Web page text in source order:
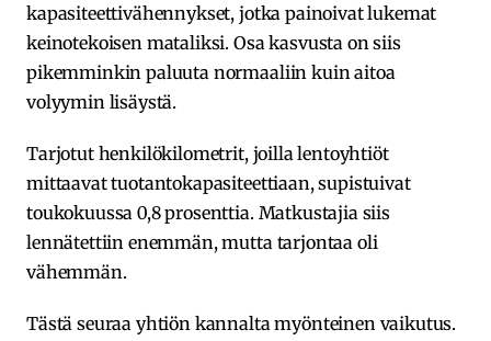
kapasiteettivähennykset, jotka painoivat lukemat
keinotekoisen mataliksi. Osa kasvusta on siis
pikemminkin paluuta normaaliin kuin aitoa
volyymin lisäystä.
Tarjotut henkilökilometrit, joilla lentoyhtiöt
mittaavat tuotantokapasiteettiaan, supistuivat
toukokuussa 0,8 prosenttia. Matkustajia siis
lennätettiin enemmän, mutta tarjontaa oli
vähemmän.
Tästä seuraa yhtiön kannalta myönteinen vaikutus.